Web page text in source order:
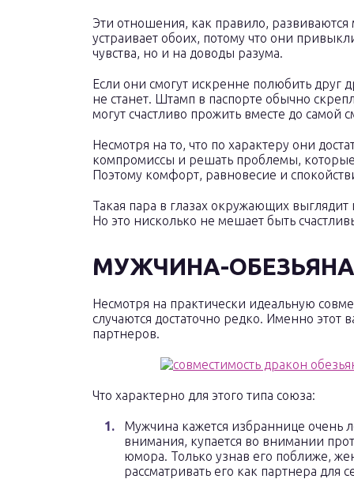
Эти отношения, как правило,
устраивает обоих, потому что они
чувства, но и на доводы разума.
Если они смогут искренне полюбить друг
не станет. Штамп в паспорте обычно
могут счастливо прожить вместе до самой
Несмотря на то, что по характеру они
компромиссы и решать проблемы,
Поэтому комфорт, равновесие и
Такая пара в глазах окружающих
Но это нисколько не мешает быть
МУЖЧИНА-
Несмотря на практически идеальную
случаются достаточно редко. Именно этот
партнеров.
Что характерно для этого типа союза:
Мужчина кажется избраннице очень
внимания, купается во внимании
юмора. Только узнав его поближе,
рассматривать его как партнера для